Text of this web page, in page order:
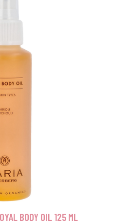
BODY OIL 125 ML